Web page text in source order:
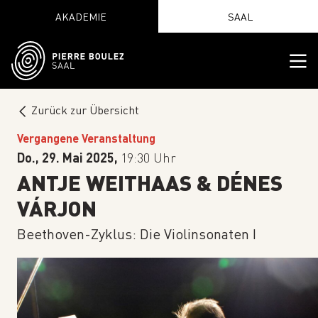
AKADEMIE SAAL
Zurück zur Übersicht
Vergangene Veranstaltung
Do., 29. Mai 2025, 19:30 Uhr
ANTJE WEITHAAS & DÉNES
VÁRJON
Beethoven-Zyklus: Die Violinsonaten I